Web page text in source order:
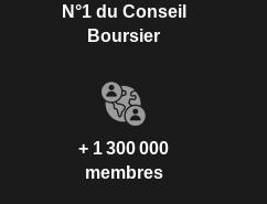
N°1 du Conseil
Boursier
+ 1 300 000
membres